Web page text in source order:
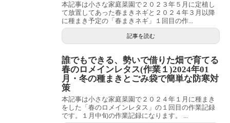
本記事は小さな家庭菜園で２０２３年５月に定植し
て放置してあった春まきネギと２０２４年３月以降
に種まき予定の「春まきネギ」１回目の作...
記事を読む
誰でもできる、勢いで借りた畑で育てる
春のロメインレタス(作業１)2024年01
月・冬の種まきとごみ袋で簡単な防寒対
策
本記事は小さな家庭菜園で２０２４年１月に種まき
をした「春のロメインレタス」の１回目の作業記録
です。１月中旬の作業記録になります。 ...